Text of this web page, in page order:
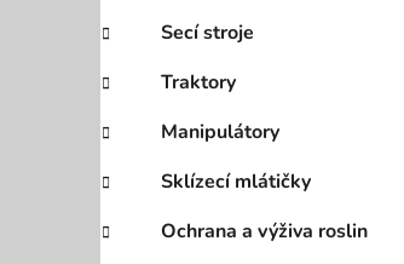
e
l
Secí stroje
Traktory
Manipulátory
Sklízecí mlátičky
Ochrana a výživa roslin